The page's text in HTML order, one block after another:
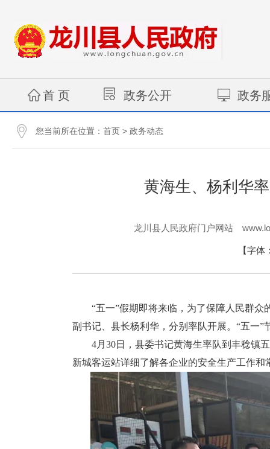
首 页 政务公开 政务
您当前所在位置： 首页 > 政务动态
黄海生、杨利华
龙川县人民政府门户网站
【字体
“五一”假期即将来临，为了保障人民群众
副书记、县长杨利华，分别率队开展。“五一
4月30日，县委书记黄海生率队到丰稔镇五
新城客运站详细了解各企业的安全生产工作和